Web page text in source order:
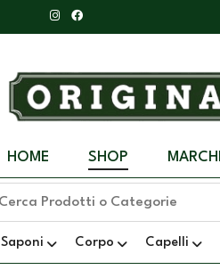
HOME SHOP MARCHI
Saponi Corpo Capelli